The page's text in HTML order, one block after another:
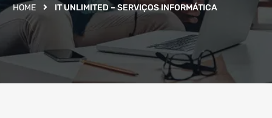
HOME IT UNLIMITED – SERVIÇOS INFORMÁTICA